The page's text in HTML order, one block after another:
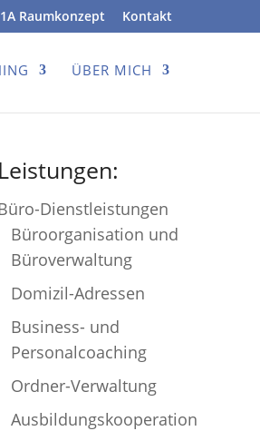
1A Raumkonzept Kontakt
ÜBER MICH
Leistungen:
Dienstleistungen
Büroorganisation und
Büroverwaltung
Domizil-Adressen
Business- und
Personalcoaching
Ordner-Verwaltung
Ausbildungskooperation